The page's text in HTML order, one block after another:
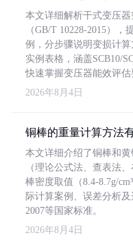
本文详细解析干式变压
（GB/T 10228-2015）
例，分步骤说明变损计
实例表格，涵盖SCB10/
快速掌握变压器能效评估
2026年8月4日
铜棒的重量计算方法
本文详细介绍了铜棒和
（理论公式法、查表法
棒密度取值（8.4-8.7g/
际计算案例、误差分析
2007等国家标准。
2026年8月4日